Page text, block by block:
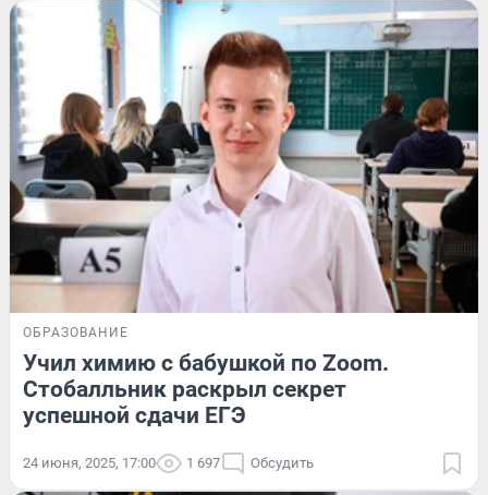
ОБРАЗОВАНИЕ
Учил химию с бабушкой по Zoom.
Стобалльник раскрыл секрет
успешной сдачи ЕГЭ
24 июня, 2025, 17:00 1 697 Обсудить